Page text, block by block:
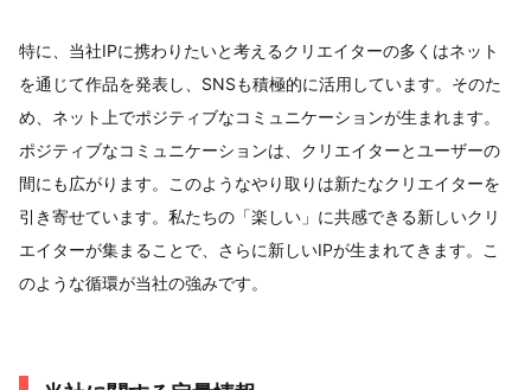
特に、当社IPに携わりたいと考えるクリエイターの多くはネット
を通じて作品を発表し、SNSも積極的に活用しています。そのた
め、ネット上でポジティブなコミュニケーションが生まれます。
ポジティブなコミュニケーションは、クリエイターとユーザーの
間にも広がります。このようなやり取りは新たなクリエイターを
引き寄せています。私たちの「楽しい」に共感できる新しいクリ
エイターが集まることで、さらに新しいIPが生まれてきます。こ
のような循環が当社の強みです。